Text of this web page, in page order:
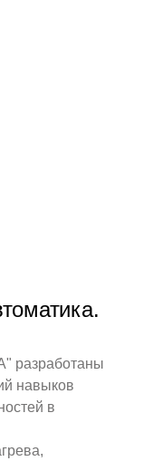
разработаны
навыков
в